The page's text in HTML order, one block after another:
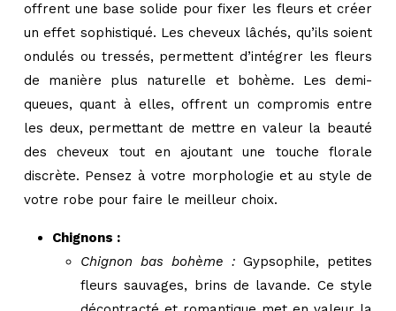
offrent une base solide pour fixer les fleurs et créer
un effet sophistiqué. Les cheveux lâchés, qu’ils soient
ondulés ou tressés, permettent d’intégrer les fleurs
de manière plus naturelle et bohème. Les demi-
queues, quant à elles, offrent un compromis entre
les deux, permettant de mettre en valeur la beauté
des cheveux tout en ajoutant une touche florale
discrète. Pensez à votre morphologie et au style de
votre robe pour faire le meilleur choix.
Chignons :
Chignon bas bohème : Gypsophile, petites
fleurs sauvages, brins de lavande. Ce style